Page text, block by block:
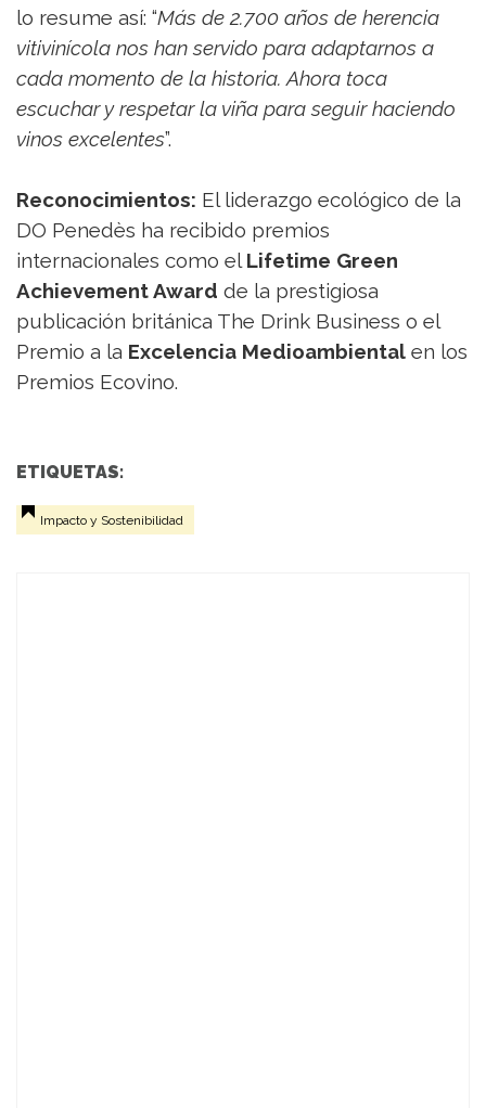
lo resume así: “Más de 2.700 años de herencia
vitivinícola nos han servido para adaptarnos a
cada momento de la historia. Ahora toca
escuchar y respetar la viña para seguir haciendo
vinos excelentes”.
Reconocimientos: El liderazgo ecológico de la
DO Penedès ha recibido premios
internacionales como el Lifetime Green
Achievement Award de la prestigiosa
publicación británica The Drink Business o el
Premio a la Excelencia Medioambiental en los
Premios Ecovino.
ETIQUETAS:
Impacto y Sostenibilidad